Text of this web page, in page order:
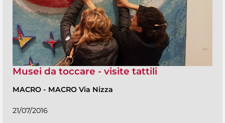
Musei da toccare - visite tattili
MACRO - MACRO Via Nizza
21/07/2016